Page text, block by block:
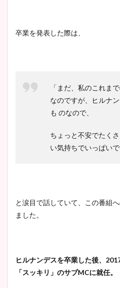
卒業を発表した際は、
「まだ、私のこれま
なのですが、ヒルナ
も のなので、
ちょっと不安でたく
い気持ちでいっぱいで
と涙目で話していて、この番組
ました。
ヒルナンデスを卒業した後、
「スッキリ」のサブMCに就任。